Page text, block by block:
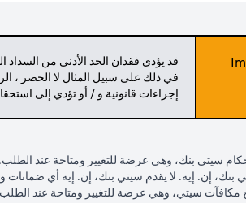
قد يؤدي فقدان الحد الأدنى من
في ذلك على سبيل المثال لا الحصر ،
إجراءات قانونية و / أو تؤدي إلى
سيتي بنك، وهي عرضة للتغيير ومتاحة عند الطلب.
بنك، إن. إيه. لا يقدم سيتي بنك، إن. إيه أي
سيتي، وهي عرضة للتغيير ومتاحة عند